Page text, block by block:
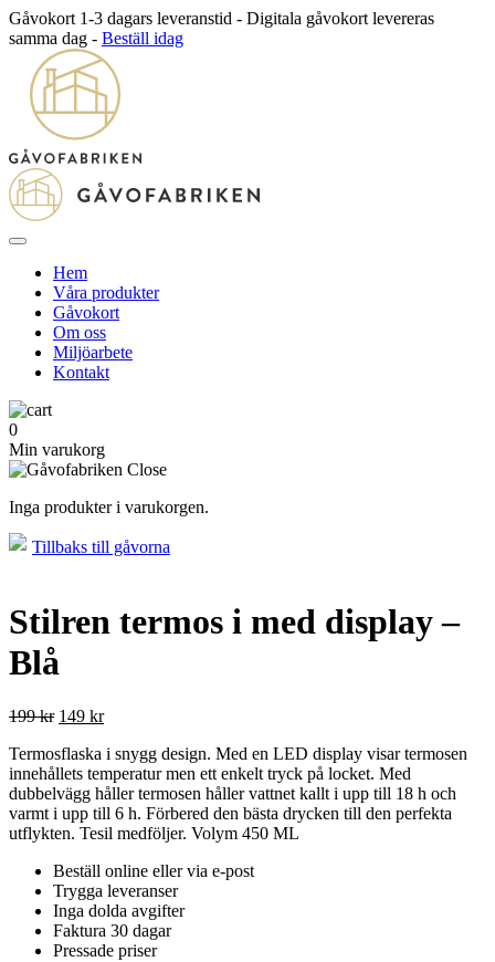
Gåvokort 1-3 dagars leveranstid - Digitala gåvokort levereras
samma dag - Beställ idag
Hem
Våra produkter
Gåvokort
Om oss
Miljöarbete
Kontakt
0
Min varukorg
Inga produkter i varukorgen.
Tillbaks till gåvorna
Stilren termos i med display –
Blå
199kr 149 kr
Termosflaska i snygg design. Med en LED display visar termosen
innehållets temperatur men ett enkelt tryck på locket. Med
dubbelvägg håller termosen håller vattnet kallt i upp till 18 h och
varmt i upp till 6 h. Förbered den bästa drycken till den perfekta
utflykten. Tesil medföljer. Volym 450 ML
Beställ online eller via e-post
Trygga leveranser
Inga dolda avgifter
Faktura 30 dagar
Pressade priser